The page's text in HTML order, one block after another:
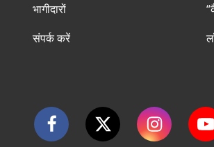
भागीदारों
संपर्क करें